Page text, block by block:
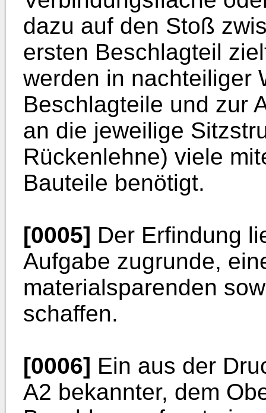
dazu auf den Stoß
ersten Beschlagteil
werden in nachteiliger
Beschlagteile und zur
an die jeweilige
Rückenlehne) viele
Bauteile benötigt.
[0005] Der Erfindung
Aufgabe zugrunde,
materialsparenden
schaffen.
[0006] Ein aus der
A2 bekannter, dem